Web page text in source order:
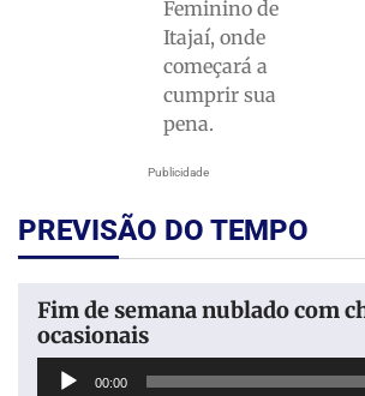
Publicidade
Feminino de
Itajaí, onde
começará a
cumprir sua
pena.
PREVISÃO DO TEMPO
Fim de semana nublado com
ocasionais
Tocador
00:00